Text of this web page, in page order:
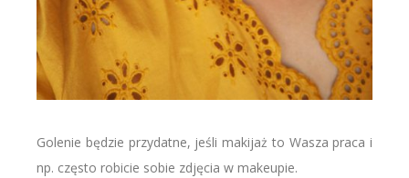
Golenie będzie przydatne, jeśli makijaż to Wasza praca i
np. często robicie sobie zdjęcia w makeupie.